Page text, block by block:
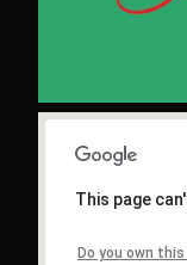
This page
Do you own